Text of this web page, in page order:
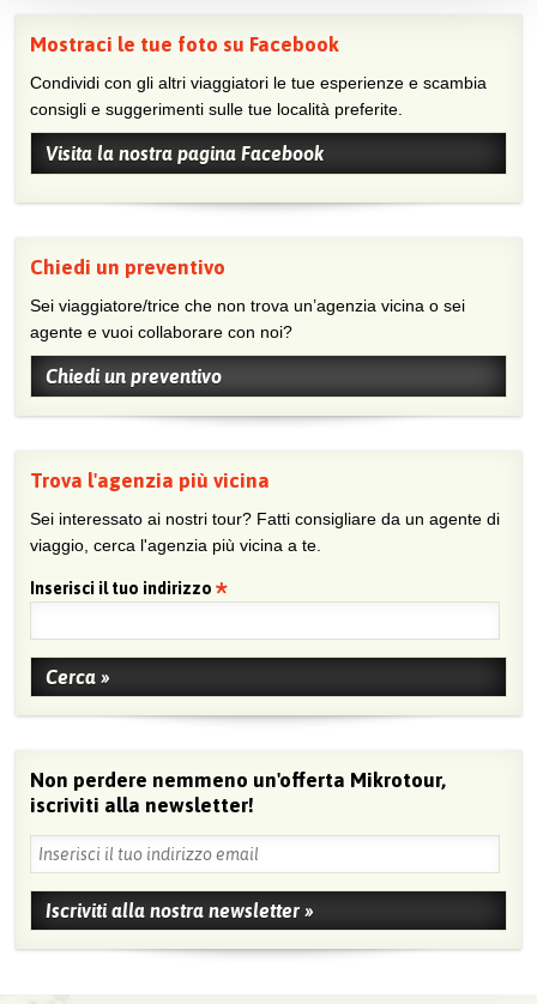
Mostraci le tue foto su Facebook
Condividi con gli altri viaggiatori le tue esperienze e scambia
consigli e suggerimenti sulle tue località preferite.
Visita la nostra pagina Facebook
Chiedi un preventivo
Sei viaggiatore/trice che non trova un’agenzia vicina o sei
agente e vuoi collaborare con noi?
Chiedi un preventivo
Trova l'agenzia più vicina
Sei interessato ai nostri tour? Fatti consigliare da un agente di
viaggio, cerca l'agenzia più vicina a te.
Inserisci il tuo indirizzo
Non perdere nemmeno un'offerta Mikrotour,
iscriviti alla newsletter!